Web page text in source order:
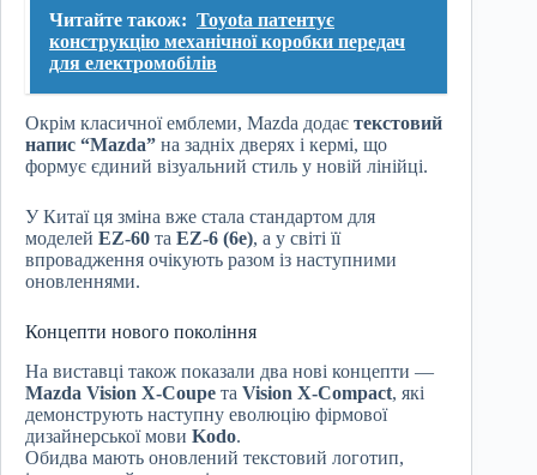
Читайте також: Toyota патентує
конструкцію механічної коробки передач
для електромобілів
Окрім класичної емблеми, Mazda додає текстовий
напис “Mazda” на задніх дверях і кермі, що
формує єдиний візуальний стиль у новій лінійці.
У Китаї ця зміна вже стала стандартом для
моделей EZ-60 та EZ-6 (6e), а у світі її
впровадження очікують разом із наступними
оновленнями.
Концепти нового покоління
На виставці також показали два нові концепти —
Mazda Vision X-Coupe та Vision X-Compact, які
демонструють наступну еволюцію фірмової
дизайнерської мови Kodo.
Обидва мають оновлений текстовий логотип,